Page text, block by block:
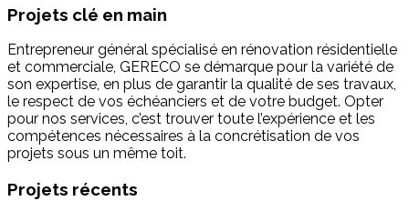
Projets clé en main
Entrepreneur général spécialisé en rénovation résidentielle
et commerciale, GERECO se démarque pour la variété de
son expertise, en plus de garantir la qualité de ses travaux,
le respect de vos échéanciers et de votre budget. Opter
pour nos services, c’est trouver toute l’expérience et les
compétences nécessaires à la concrétisation de vos
projets sous un même toit.
Projets récents